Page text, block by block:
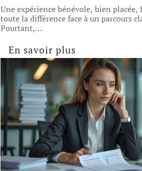
Une expérience bénévole, bien placée,
toute la différence face à un parcours
Pourtant,…
En savoir plus